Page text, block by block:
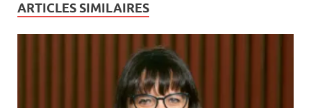
ARTICLES SIMILAIRES